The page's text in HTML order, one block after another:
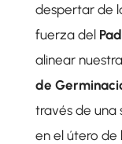
despertar de
fuerza del
alinear
de
través de una
en el útero de